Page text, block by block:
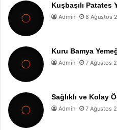
Kuşbaşılı Patates
Admin 8 Ağustos
Kuru Bamya
Admin 7 Ağustos
Sağlıklı ve Kolay
Admin 7 Ağustos